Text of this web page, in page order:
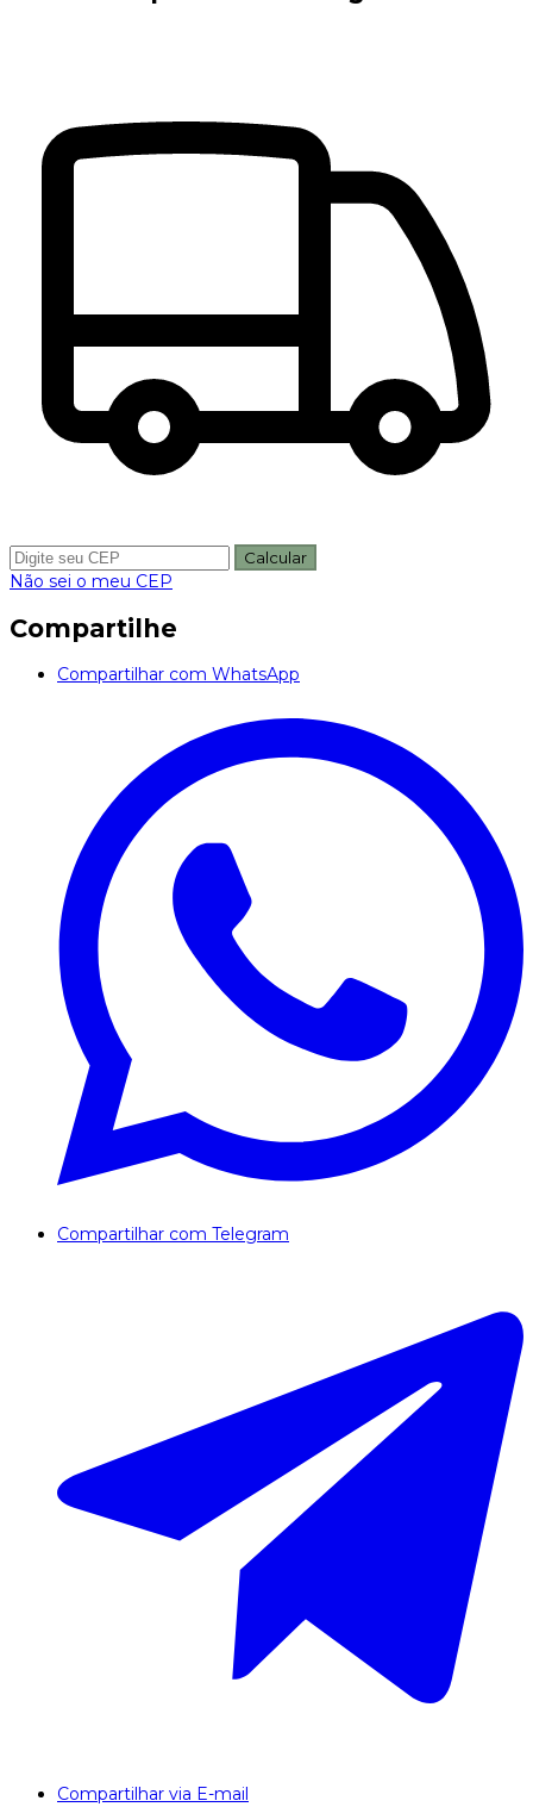
Calcular
Não sei o meu CEP
Compartilhe
Compartilhar com WhatsApp
Compartilhar com Telegram
Compartilhar via E-mail